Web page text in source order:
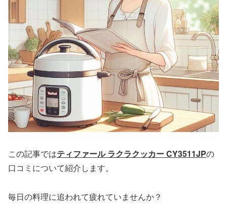
この記事ではティファール ラクラクッカー CY3511JPの
口コミについて紹介します。
毎日の料理に追われて疲れていませんか？